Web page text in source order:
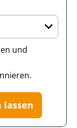
und
lassen